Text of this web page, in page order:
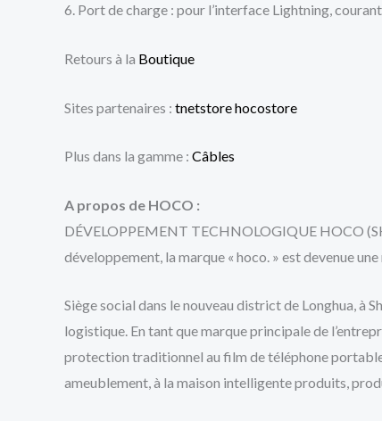
6. Port de charge : pour l’interface Lightning,
Retours à la Boutique
Sites partenaires : tnetstorehocostore
Plus dans la gamme : Câbles
A propos de HOCO :
DÉVELOPPEMENT TECHNOLOGIQUE HOCO
développement, la marque « hoco. » est devenue
Siège social dans le nouveau district de Longhua, à
logistique. En tant que marque principale de
protection traditionnel au film de téléphone
ameublement, à la maison intelligente produits,